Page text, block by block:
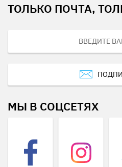
ТОЛЬКО ПОЧТА,
МЫ В СОЦСЕТЯХ